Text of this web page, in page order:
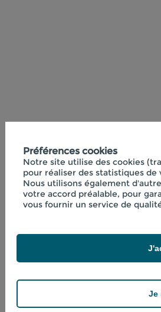
Préférences cookies
Notre site utilise des cookies
pour réaliser des statistiques de
Nous utilisons également
votre accord préalable, pour
vous fournir un service de
Je